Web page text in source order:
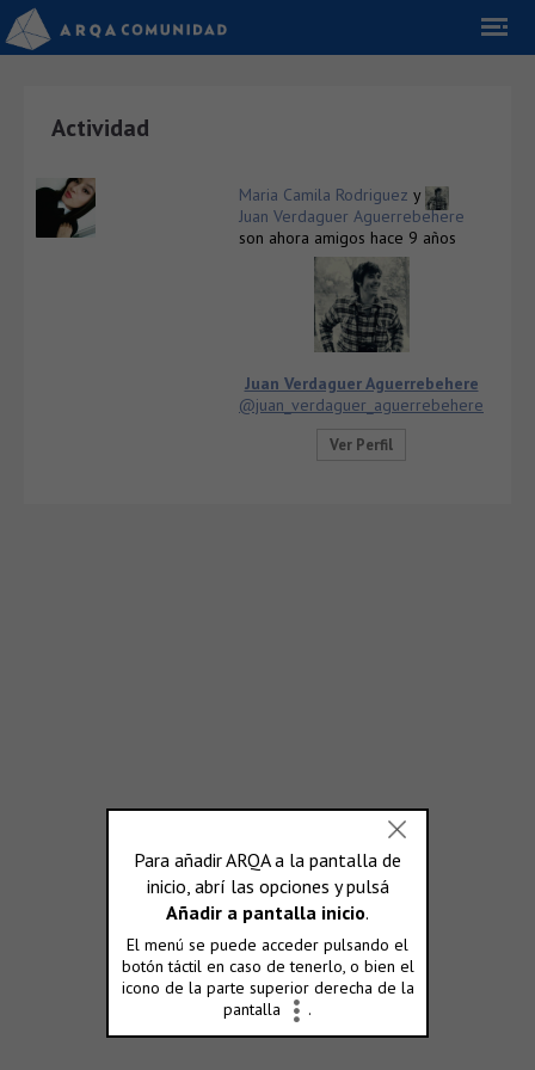
Actividad
Maria Camila Rodriguez y
Juan Verdaguer Aguerrebehere
son ahora amigos hace 9 años
Juan Verdaguer Aguerrebehere
@juan_verdaguer_aguerrebehere
Ver Perfil